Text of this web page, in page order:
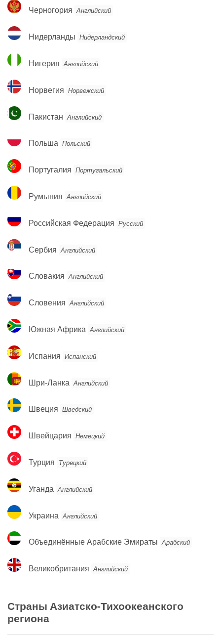
Черногория
Черногория Английский
Нидерланды
Нидерланды Нидерландский
Нигерия
Нигерия Английский
Норвегия
Норвегия Норвежский
Пакистан
Пакистан Английский
Польша
Польша Польский
Португалия
Португалия Португальский
Румыния
Румыния Английский
Российская
Федерация
Российская Федерация Русский
Сербия
Сербия Английский
Словакия
Словакия Английский
Словения
Словения Английский
Южная
Африка
Южная Африка Английский
Испания
Испания Испанский
Шри-
Ланка
Шри-Ланка Английский
Швеция
Швеция Шведский
Швейцария
Швейцария Немецкий
Турция
Турция Турецкий
Уганда
Уганда Английский
Украина
Украина Английский
Объединённые
Арабские
Объединённые Арабские Эмираты Арабский
Великобритания
Великобритания Английский
Страны Азиатско-Тихоокеанского
региона